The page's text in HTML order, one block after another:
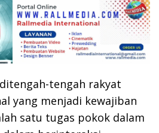
tengah rakyat
yang menjadi kewajiban
satu tugas pokok dalam